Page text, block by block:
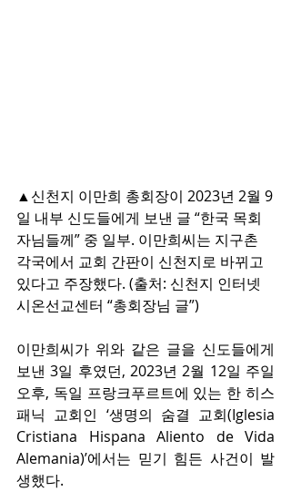
▲신천지 이만희 총회장이 2023년 2월 9
일 내부 신도들에게 보낸 글 “한국 목회
자님들께” 중 일부. 이만희씨는 지구촌
각국에서 교회 간판이 신천지로 바뀌고
있다고 주장했다. (출처: 신천지 인터넷
시온선교센터 “총회장님 글”)
이만희씨가 위와 같은 글을 신도들에게
보낸 3일 후였던, 2023년 2월 12일 주일
오후, 독일 프랑크푸르트에 있는 한 히스
패닉 교회인 ‘생명의 숨결 교회(Iglesia
Cristiana Hispana Aliento de Vida
Alemania)’에서는 믿기 힘든 사건이 발
생했다.